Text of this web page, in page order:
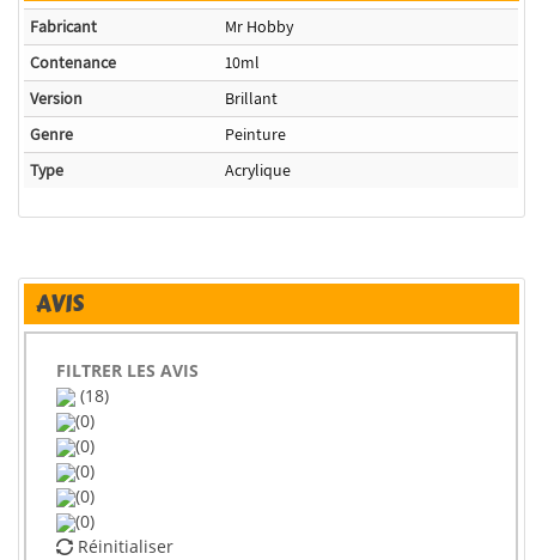
Fabricant
Mr Hobby
Contenance
10ml
Version
Brillant
Genre
Peinture
Type
Acrylique
AVIS
FILTRER LES AVIS
(18)
(0)
(0)
(0)
(0)
(0)
Réinitialiser